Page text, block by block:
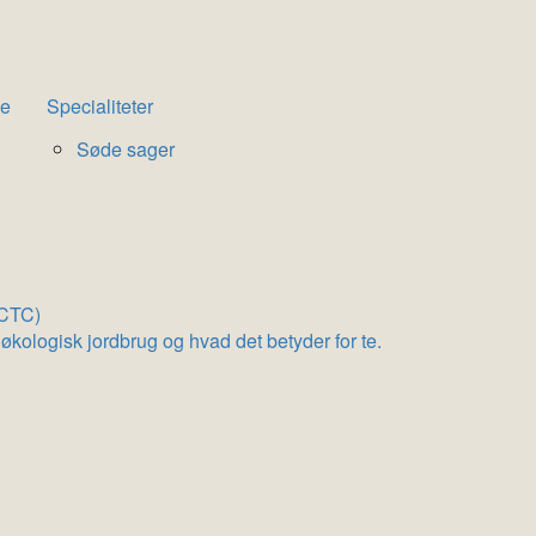
Specialiteter
Søde sager
jordbrug og hvad det betyder for te.